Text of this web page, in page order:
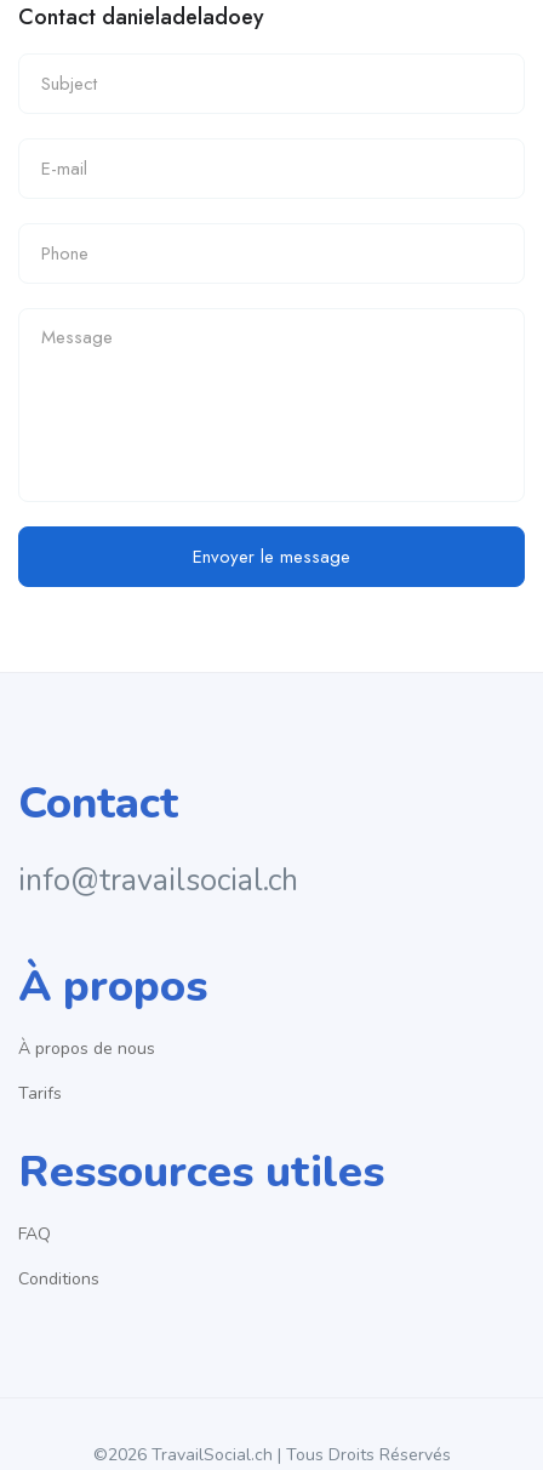
Contact danieladeladoey
Envoyer le message
Contact
info@travailsocial.ch
À propos
À propos de nous
Tarifs
Ressources utiles
FAQ
Conditions
©2026 TravailSocial.ch | Tous Droits Réservés